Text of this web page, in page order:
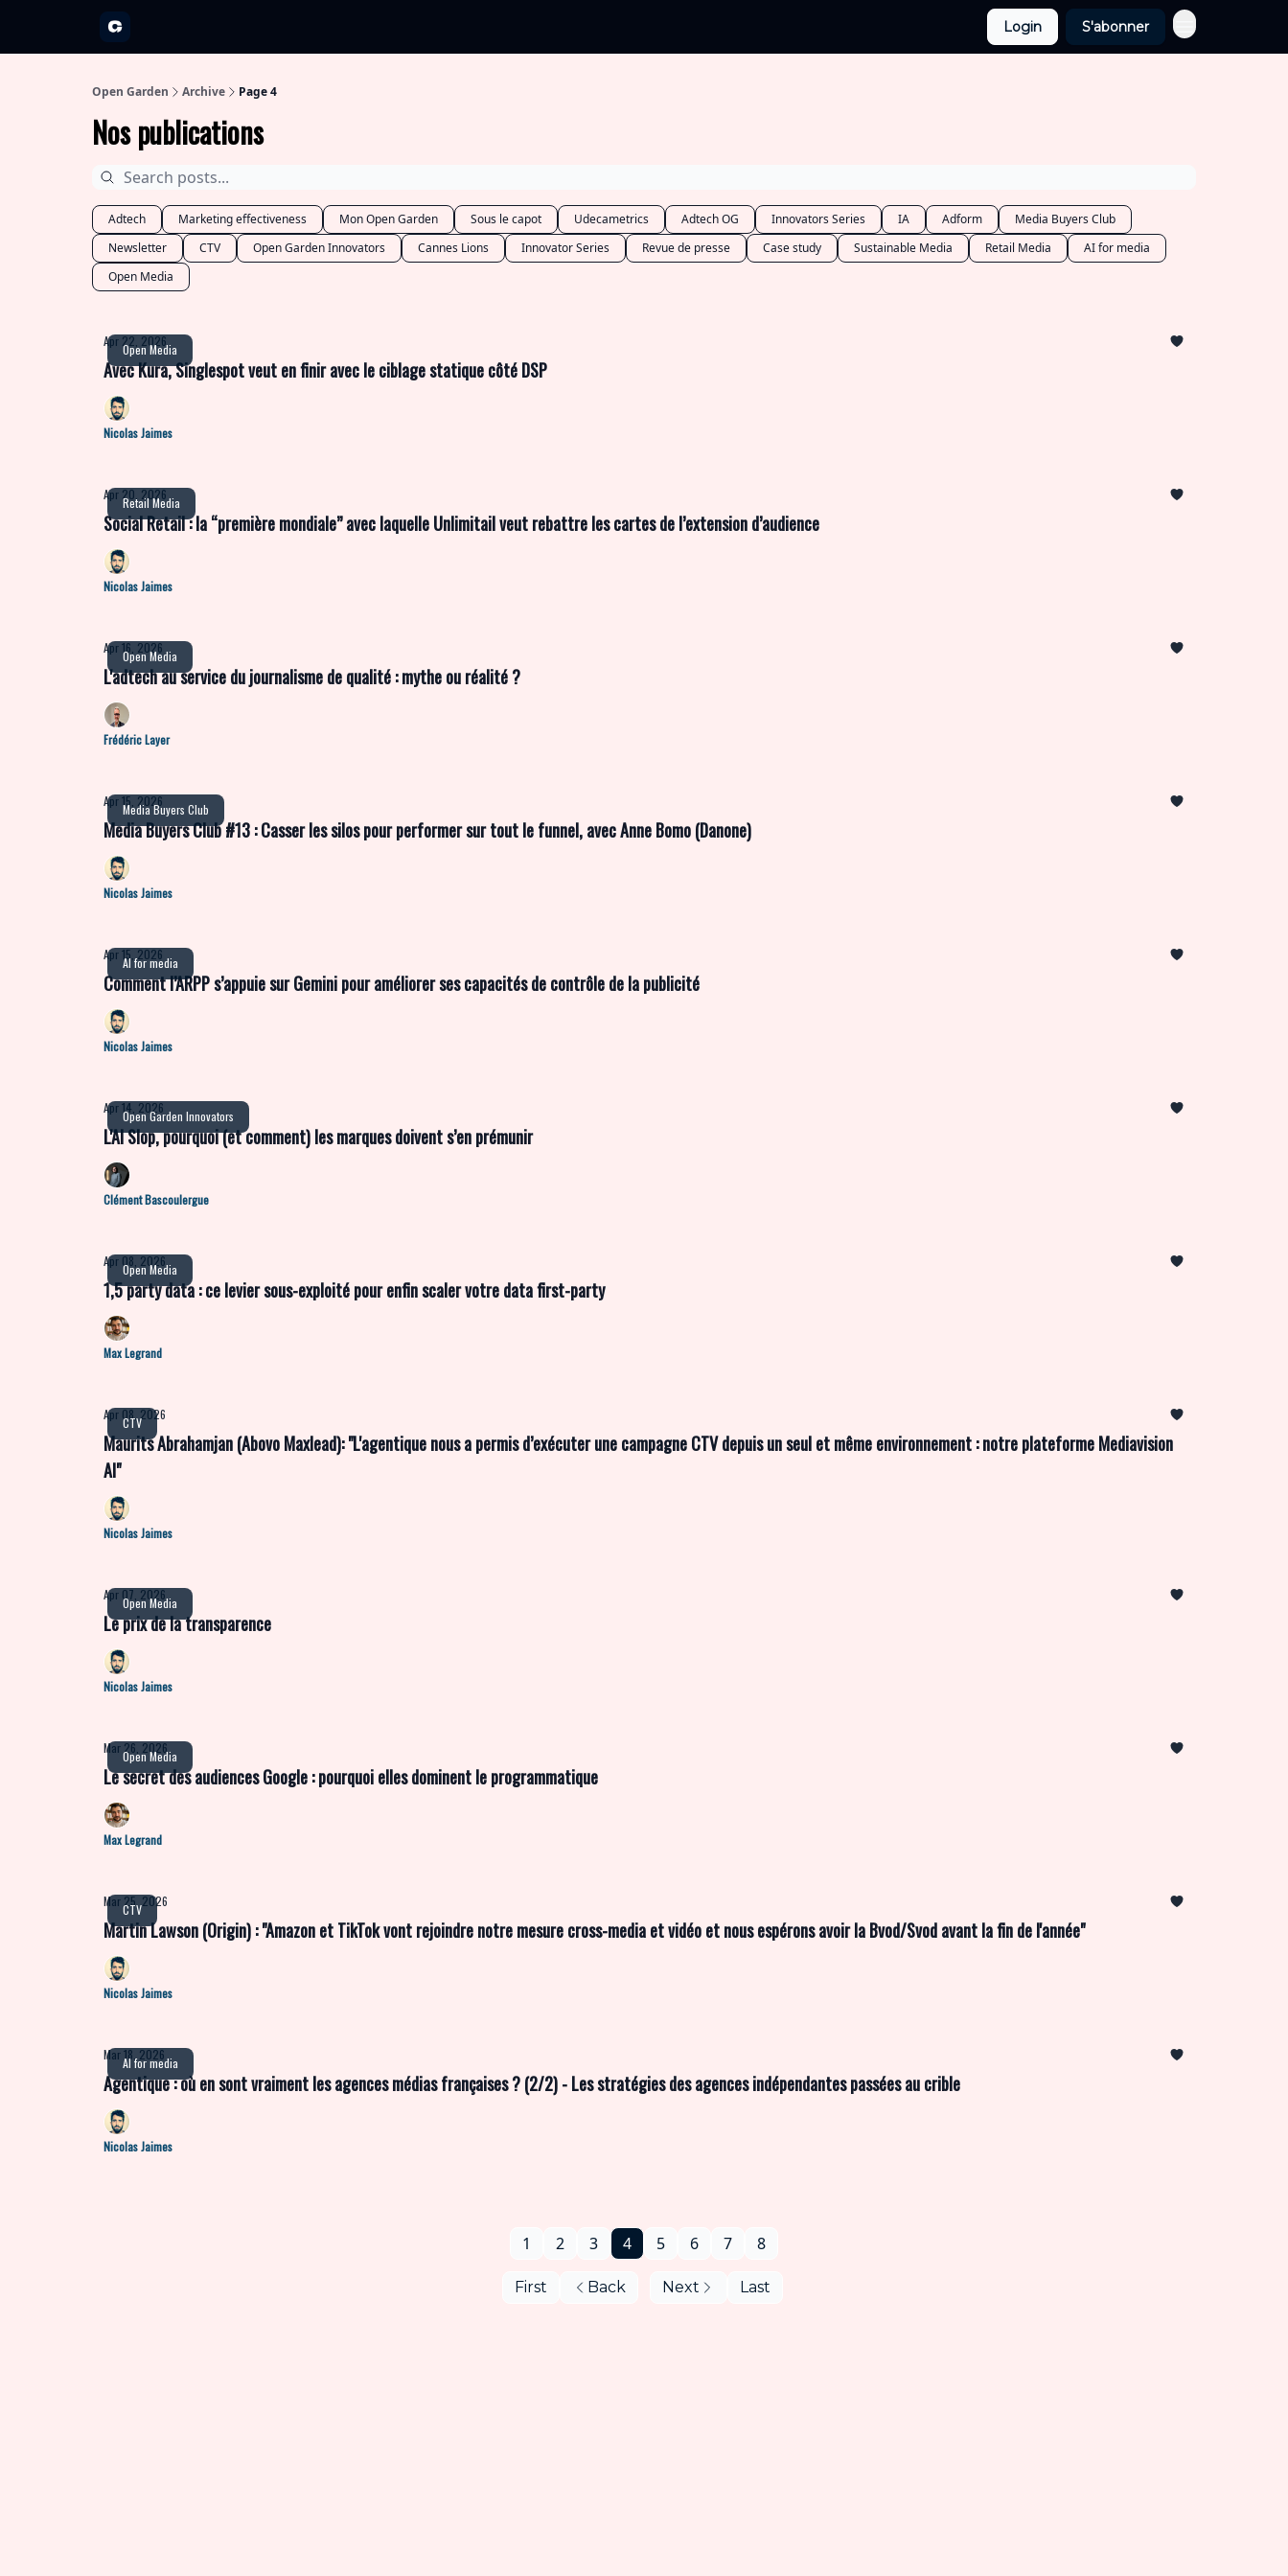
Login S'abonner
Open Garden Archive Page 4
Nos publications
Adtech Marketing effectiveness Mon Open Garden Sous le capot Udecametrics Adtech OG Innovators Series IA Adform
Media Buyers Club
Newsletter
CTV Open Garden Innovators Cannes Lions Innovator Series Revue de presse Case study Sustainable Media Retail Media
AI for media
Open Media
Open Media
Apr 22, 2026
Avec Kura, Singlespot veut en finir avec le ciblage statique côté DSP
Nicolas Jaimes
Retail Media
Apr 20, 2026
Social Retail : la “première mondiale” avec laquelle Unlimitail veut rebattre les cartes de l’extension d’audience
Nicolas Jaimes
Open Media
Apr 16, 2026
L'adtech au service du journalisme de qualité : mythe ou réalité ?
Frédéric Layer
Media Buyers Club
Apr 15, 2026
Media Buyers Club #13 : Casser les silos pour performer sur tout le funnel, avec Anne Bomo (Danone)
Nicolas Jaimes
AI for media
Apr 15, 2026
Comment l’ARPP s’appuie sur Gemini pour améliorer ses capacités de contrôle de la publicité
Nicolas Jaimes
Open Garden Innovators
Apr 14, 2026
L'AI Slop, pourquoi (et comment) les marques doivent s’en prémunir
Clément Bascoulergue
Open Media
Apr 08, 2026
1,5 party data : ce levier sous-exploité pour enfin scaler votre data first-party
Max Legrand
CTV
Apr 08, 2026
Maurits Abrahamjan (Abovo Maxlead): "L'agentique nous a permis d’exécuter une campagne CTV depuis un seul et même environnement : notre plateforme Mediavision
AI"
Nicolas Jaimes
Open Media
Apr 07, 2026
Le prix de la transparence
Nicolas Jaimes
Open Media
Mar 26, 2026
Le secret des audiences Google : pourquoi elles dominent le programmatique
Max Legrand
CTV
Mar 25, 2026
Martin Lawson (Origin) : "Amazon et TikTok vont rejoindre notre mesure cross-media et vidéo et nous espérons avoir la Bvod/Svod avant la fin de l'année"
Nicolas Jaimes
AI for media
Mar 18, 2026
Agentique : où en sont vraiment les agences médias françaises ? (2/2) - Les stratégies des agences indépendantes passées au crible
Nicolas Jaimes
First Back
1 2 3 4 5 6 7 8
Next Last